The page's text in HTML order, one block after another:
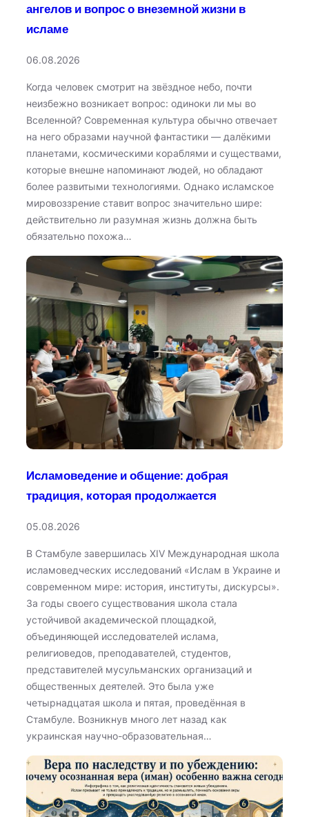
ангелов и вопрос о внеземной жизни в
исламе
06.08.2026
Когда человек смотрит на звёздное небо, почти
неизбежно возникает вопрос: одиноки ли мы во
Вселенной? Современная культура обычно отвечает
на него образами научной фантастики — далёкими
планетами, космическими кораблями и существами,
которые внешне напоминают людей, но обладают
более развитыми технологиями. Однако исламское
мировоззрение ставит вопрос значительно шире:
действительно ли разумная жизнь должна быть
обязательно похожа…
Исламоведение и общение: добрая
традиция, которая продолжается
05.08.2026
В Стамбуле завершилась XIV Международная школа
исламоведческих исследований «Ислам в Украине и
современном мире: история, институты, дискурсы».
За годы своего существования школа стала
устойчивой академической площадкой,
объединяющей исследователей ислама,
религиоведов, преподавателей, студентов,
представителей мусульманских организаций и
общественных деятелей. Это была уже
четырнадцатая школа и пятая, проведённая в
Стамбуле. Возникнув много лет назад как
украинская научно-образовательная…